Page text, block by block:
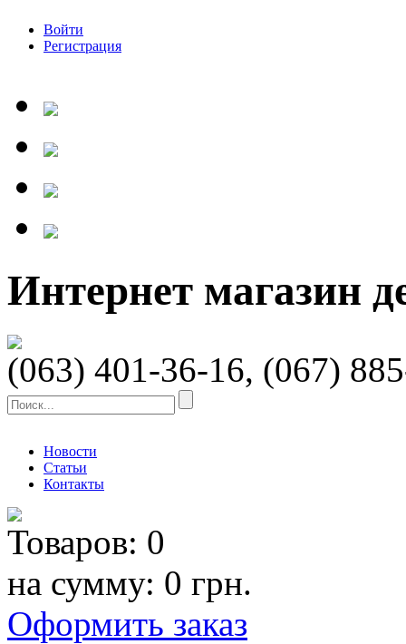
Войти
Регистрация
Интернет магазин
(063) 401-36-16, (067)
Новости
Статьи
Контакты
Товаров: 0
на сумму: 0 грн.
Оформить заказ